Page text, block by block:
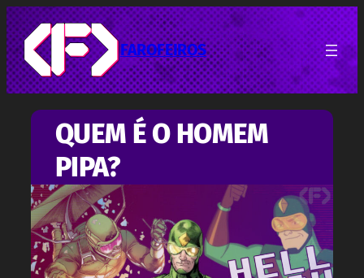
Pular
para
o
conteúdo
FAROFEIROS
QUEM É O HOMEM
PIPA?